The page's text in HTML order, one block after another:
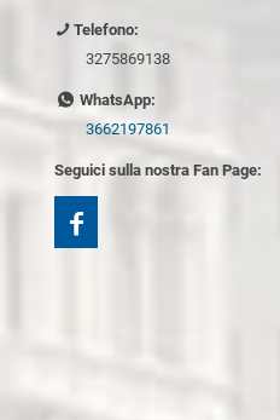
Telefono:
3275869138
WhatsApp:
3662197861
Seguici sulla nostra Fan Page: